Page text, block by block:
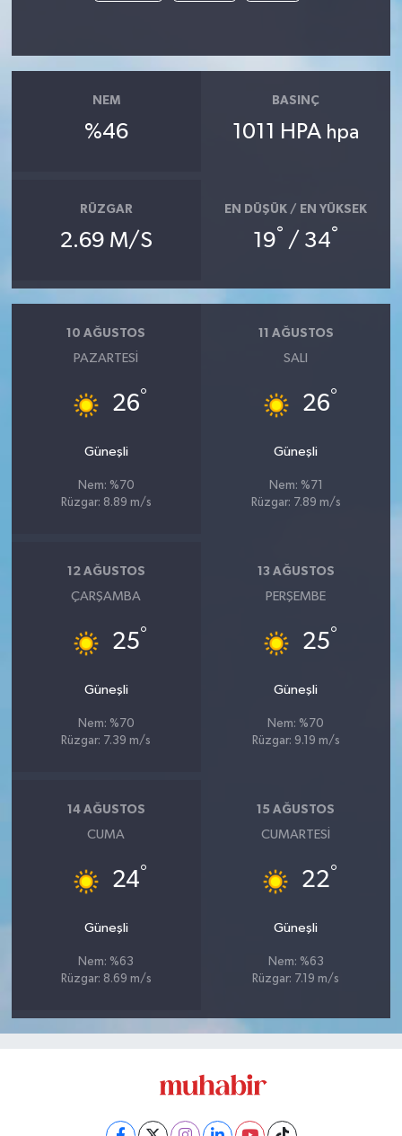
NEM
%46
BASINÇ
1011 HPA hpa
RÜZGAR
2.69 M/S
EN DÜŞÜK / EN YÜKSEK
19° / 34°
10 AĞUSTOS
PAZARTESI
26°
Güneşli
Nem: %70
Rüzgar: 8.89 m/s
11 AĞUSTOS
SALI
26°
Güneşli
Nem: %71
Rüzgar: 7.89 m/s
12 AĞUSTOS
ÇARŞAMBA
25°
Güneşli
Nem: %70
Rüzgar: 7.39 m/s
13 AĞUSTOS
PERŞEMBE
25°
Güneşli
Nem: %70
Rüzgar: 9.19 m/s
14 AĞUSTOS
CUMA
24°
Güneşli
Nem: %63
Rüzgar: 8.69 m/s
15 AĞUSTOS
CUMARTESI
22°
Güneşli
Nem: %63
Rüzgar: 7.19 m/s